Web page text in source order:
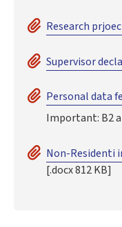
Research
Supervisor
Personal data
Important: B2
Non-Residenti
[.docx 812 KB]